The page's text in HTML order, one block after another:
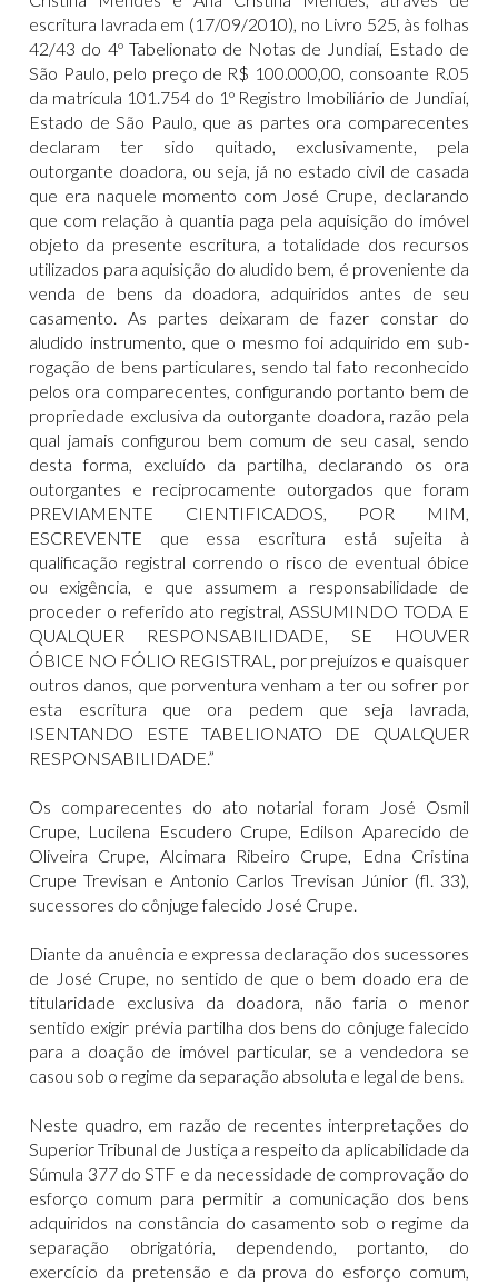
escritura lavrada em (17/09/2010), no Livro 525, às folhas
42/43 do 4º Tabelionato de Notas de Jundiaí, Estado de
São Paulo, pelo preço de R$ 100.000,00, consoante R.05
da matrícula 101.754 do 1º Registro Imobiliário de Jundiaí,
Estado de São Paulo, que as partes ora comparecentes
declaram ter sido quitado, exclusivamente, pela
outorgante doadora, ou seja, já no estado civil de casada
que era naquele momento com José Crupe, declarando
que com relação à quantia paga pela aquisição do imóvel
objeto da presente escritura, a totalidade dos recursos
utilizados para aquisição do aludido bem, é proveniente da
venda de bens da doadora, adquiridos antes de seu
casamento. As partes deixaram de fazer constar do
aludido instrumento, que o mesmo foi adquirido em sub-
rogação de bens particulares, sendo tal fato reconhecido
pelos ora comparecentes, configurando portanto bem de
propriedade exclusiva da outorgante doadora, razão pela
qual jamais configurou bem comum de seu casal, sendo
desta forma, excluído da partilha, declarando os ora
outorgantes e reciprocamente outorgados que foram
PREVIAMENTE CIENTIFICADOS, POR MIM,
ESCREVENTE que essa escritura está sujeita à
qualificação registral correndo o risco de eventual óbice
ou exigência, e que assumem a responsabilidade de
proceder o referido ato registral, ASSUMINDO TODA E
QUALQUER RESPONSABILIDADE, SE HOUVER
ÓBICE NO FÓLIO REGISTRAL, por prejuízos e quaisquer
outros danos, que porventura venham a ter ou sofrer por
esta escritura que ora pedem que seja lavrada,
ISENTANDO ESTE TABELIONATO DE QUALQUER
RESPONSABILIDADE.”
Os comparecentes do ato notarial foram José Osmil
Crupe, Lucilena Escudero Crupe, Edilson Aparecido de
Oliveira Crupe, Alcimara Ribeiro Crupe, Edna Cristina
Crupe Trevisan e Antonio Carlos Trevisan Júnior (fl. 33),
sucessores do cônjuge falecido José Crupe.
Diante da anuência e expressa declaração dos sucessores
de José Crupe, no sentido de que o bem doado era de
titularidade exclusiva da doadora, não faria o menor
sentido exigir prévia partilha dos bens do cônjuge falecido
para a doação de imóvel particular, se a vendedora se
casou sob o regime da separação absoluta e legal de bens.
Neste quadro, em razão de recentes interpretações do
Superior Tribunal de Justiça a respeito da aplicabilidade da
Súmula 377 do STF e da necessidade de comprovação do
esforço comum para permitir a comunicação dos bens
adquiridos na constância do casamento sob o regime da
separação obrigatória, dependendo, portanto, do
exercício da pretensão e da prova do esforço comum,